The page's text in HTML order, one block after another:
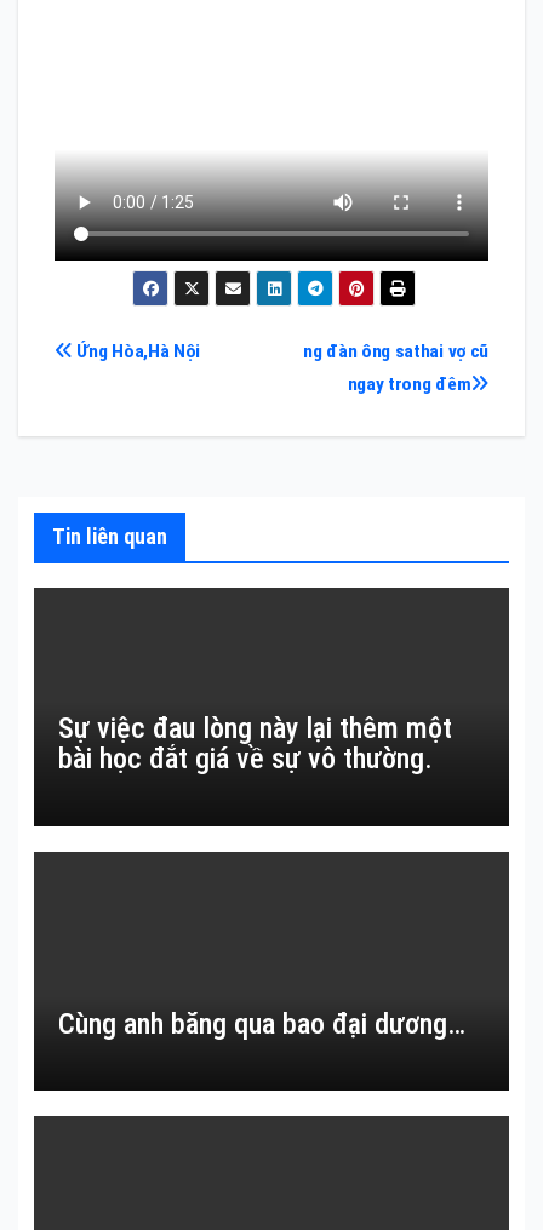
Điều
viết
ng đàn ông sathai vợ cũ
ngay trong đêm
Ứng Hòa,Hà Nội
Tin liên quan
Sự việc đau lòng này lại thêm một
bài học đắt giá về sự vô thường.
Cùng anh băng qua bao đại dương…